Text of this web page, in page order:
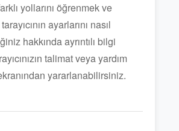
yollarını öğrenmek ve
ayarlarını nasıl
hakkında ayrıntılı bilgi
talimat veya yardım
yararlanabilirsiniz.